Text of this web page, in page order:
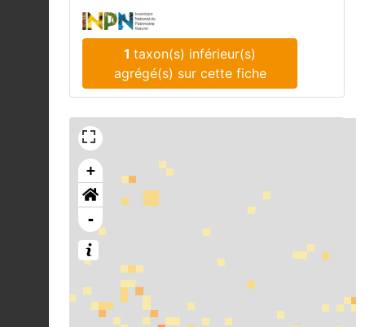
1taxon(s) inférieur(s)
agrégé(s) sur cette fiche
+
-